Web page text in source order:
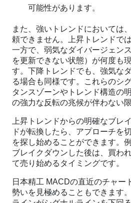
可能性があります。
また、強いトレンドにおいては
頼できません。上昇トレンドで
一方で、弱気なダイバージェン
を更新できない状態）が何度も
す。下降トレンドでも、強気な
る場合も同様です。これらのシ
タンスゾーンやトレンド構造の
の強力な反転の兆候が伴わない
上昇トレンドからの明確なブレ
ドが転換したら、アプローチを
を探し始めることができます。
ブレイクダウンした後は、買わ
て売り始めるタイミングです。
日本精工 MACDの直近のチャー
勢いを見極めることもできます